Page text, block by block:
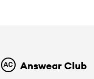
Answear Club